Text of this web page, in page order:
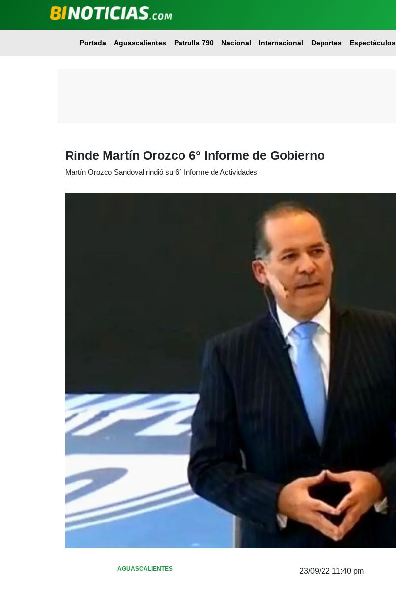
Portada Aguascalientes Patrulla 790 Nacional Internacional Deportes Espectáculos
Rinde Martín Orozco 6° Informe de Gobierno
Martín Orozco Sandoval rindió su 6° Informe de Actividades
AGUASCALIENTES 23/09/22 11:40 pm